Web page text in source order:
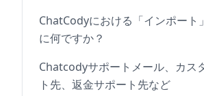
ChatCodyにおける「インポート
に何ですか？
Chatcodyサポートメール、カス
ト先、返金サポート先など